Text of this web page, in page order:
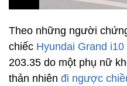
Theo những người
chiếc Hyundai Grand i10
203.35 do một phụ nữ
thản nhiên đi ngược